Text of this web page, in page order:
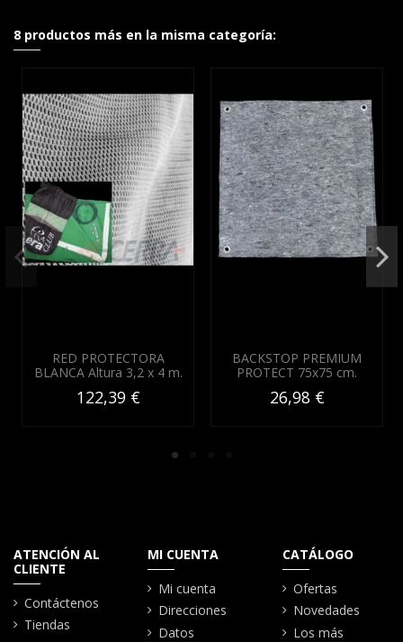
8 productos más en la misma categoría:
RED PROTECTORA
BLANCA Altura 3,2 x 4 m.
122,39 €
BACKSTOP PREMIUM
PROTECT 75x75 cm.
26,98 €
ATENCIÓN AL
CLIENTE
Contáctenos
Tiendas
MI CUENTA
Mi cuenta
Direcciones
Datos
CATÁLOGO
Ofertas
Novedades
Los más